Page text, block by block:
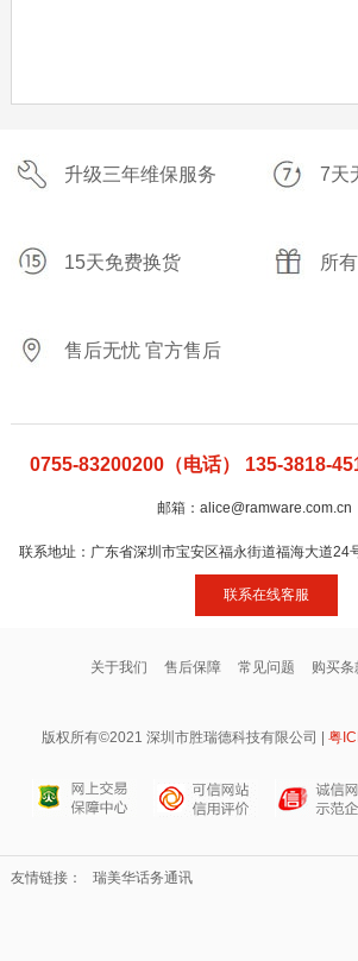
升级三年维保服务 7天
15天免费换货 所
售后无忧 官方售后
0755-83200200（电话） 135-3818-
邮箱：alice@ramware.com.cn
联系地址：广东省深圳市宝安区福永街道福海大道24
联系在线客服
关于我们 售后保障 常见问题 购买条
版权所有©2021 深圳市胜瑞德科技有限公司 | 粤
友情链接： 瑞美华话务通讯